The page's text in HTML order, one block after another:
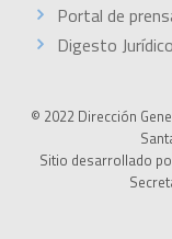
Portal de
Digesto
© 2022 Dirección
Sitio desarrollado